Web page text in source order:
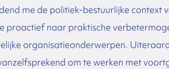
me de politiek-bestuurlijke context
proactief naar praktische
organisatieonderwerpen.
om te werken met